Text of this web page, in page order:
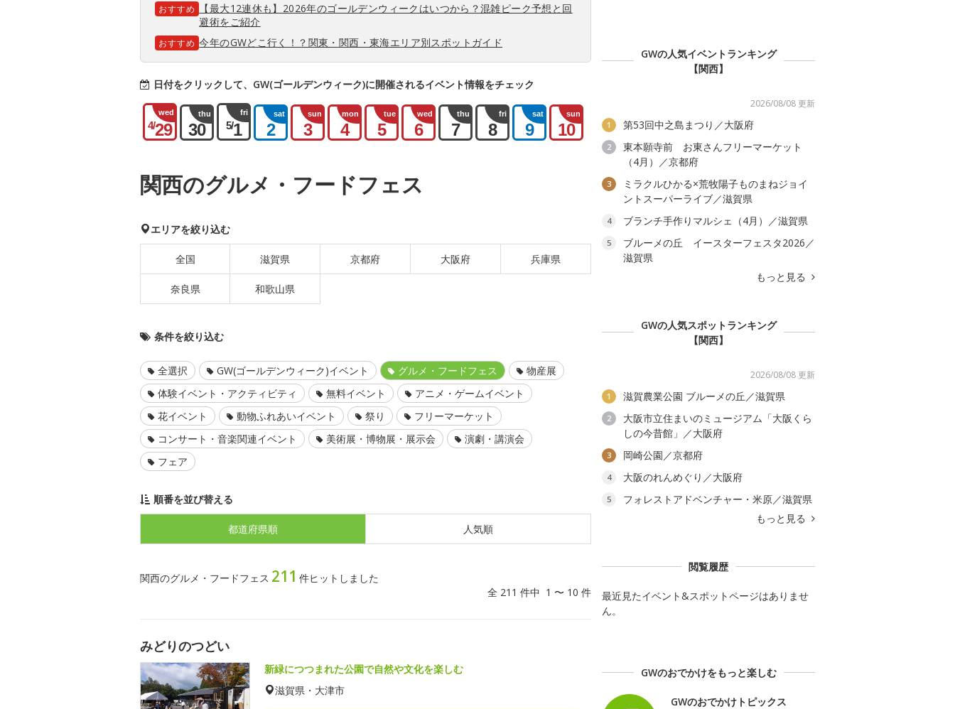
おすすめ
【最大12連休も】2026年のゴールデンウィークはいつから？混雑ピーク予想と回
避術をご紹介
おすすめ 今年のGWどこ行く！？関東・関西・東海エリア別スポットガイド
日付をクリックして、GW(ゴールデンウィーク)に開催されるイベント情報をチェック
wed
4/29
thu
30
fri
5/1
sat
2
sun
3
mon
4
tue
5
wed
6
thu
7
fri
8
sat
9
sun
10
関西のグルメ・フードフェス
エリアを絞り込む
全国 滋賀県 京都府 大阪府 兵庫県
奈良県 和歌山県
条件を絞り込む
全選択 GW(ゴールデンウィーク)イベント グルメ・フードフェス
物産展
体験イベント・アクティビティ
無料イベント
アニメ・ゲームイベント
花イベント
動物ふれあいイベント 祭り
フリーマーケット
コンサート・音楽関連イベント
美術展・博物展・展示会
演劇・講演会
フェア
順番を並び替える
都道府県順 人気順
関西のグルメ・フードフェス 211 件ヒットしました
全 211 件中 1 〜 10 件
みどりのつどい
新緑につつまれた公園で自然や文化を楽しむ
滋賀県・大津市
GWの人気イベントランキング
【関西】
2026/08/08 更新
1 第53回中之島まつり／大阪府
2
東本願寺前 お東さんフリーマーケット
（4月）／京都府
3
ミラクルひかる×荒牧陽子ものまねジョイ
ントスーパーライブ／滋賀県
4 ブランチ手作りマルシェ（4月）／滋賀県
5
ブルーメの丘 イースターフェスタ2026／
滋賀県
もっと見る
GWの人気スポットランキング
【関西】
2026/08/08 更新
1 滋賀農業公園 ブルーメの丘／滋賀県
2
大阪市立住まいのミュージアム「大阪くら
しの今昔館」／大阪府
3 岡崎公園／京都府
4 大阪のれんめぐり／大阪府
5
フォレストアドベンチャー・米原／滋賀県
もっと見る
閲覧履歴
最近見たイベント&スポットページはありませ
ん。
GWのおでかけをもっと楽しむ
GWのおでかけトピックス